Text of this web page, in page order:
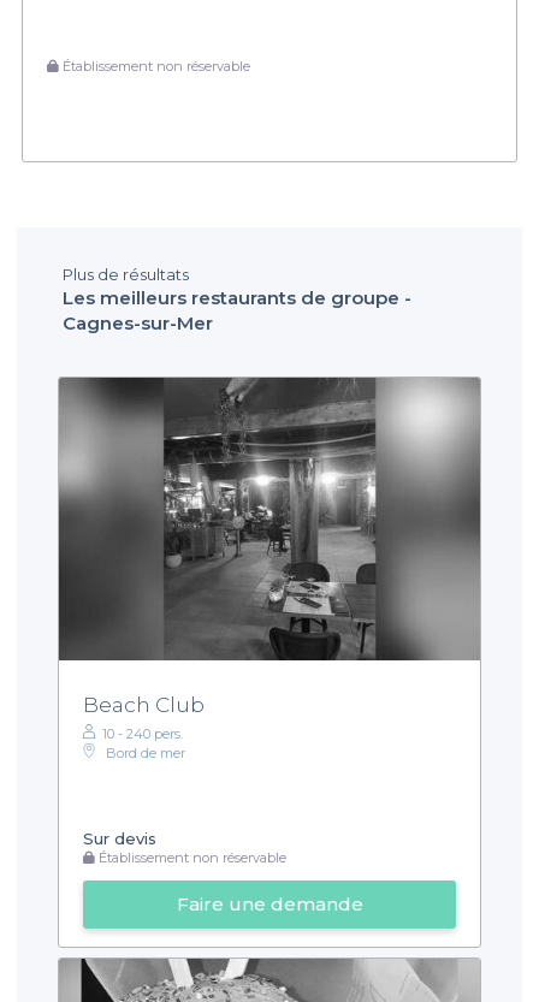
Établissement non réservable
Plus de résultats
Les meilleurs restaurants de groupe -
Cagnes-sur-Mer
Beach Club
10 - 240 pers.
Bord de mer
Sur devis
Établissement non réservable
Faire une demande